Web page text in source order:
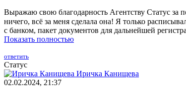
Выражаю свою благодарность Агентству Статус за
ничего, всё за меня сделала она! Я только
с банком, пакет документов для дальнейшей
Показать полностью
ответить
Статус
Иричка Канищева
02.02.2024, 21:37